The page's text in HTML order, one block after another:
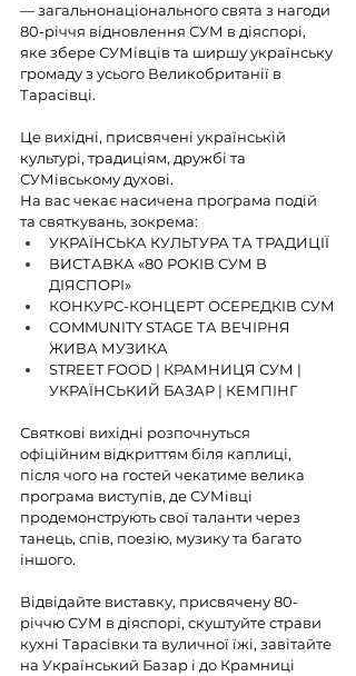
— загальнонаціонального свята з нагоди
80-річчя відновлення СУМ в діяспорі,
яке збере СУМівців та ширшу українську
громаду з усього Великобританії в
Тарасівці.
Це вихідні, присвячені українській
культурі, традиціям, дружбі та
СУМівському духові.
На вас чекає насичена програма подій
та святкувань, зокрема:
УКРАЇНСЬКА КУЛЬТУРА ТА ТРАДИЦІЇ
ВИСТАВКА «80 РОКІВ СУМ В
ДІЯСПОРІ»
КОНКУРС-КОНЦЕРТ ОСЕРЕДКІВ СУМ
COMMUNITY STAGE ТА ВЕЧІРНЯ
ЖИВА МУЗИКА
STREET FOOD | КРАМНИЦЯ СУМ |
УКРАЇНСЬКИЙ БАЗАР | КЕМПІНГ
Святкові вихідні розпочнуться
офіційним відкриттям біля каплиці,
після чого на гостей чекатиме велика
програма виступів, де СУМівці
продемонструють свої таланти через
танець, спів, поезію, музику та багато
іншого.
Відвідайте виставку, присвячену 80-
річчю СУМ в діяспорі, скуштуйте страви
кухні Тарасівки та вуличної їжі, завітайте
на Український Базар і до Крамниці